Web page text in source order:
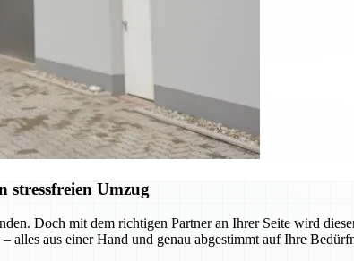
stressfreien Umzug
Doch mit dem richtigen Partner an Ihrer Seite wird
alles aus einer Hand und genau abgestimmt auf Ihre